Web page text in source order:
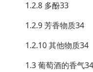
1.2.8 多酚33
1.2.9 芳香物质34
1.2.10 其他物质34
1.3 葡萄酒的香气34